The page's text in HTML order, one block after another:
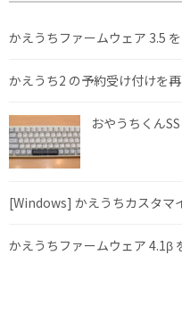
かえうちファームウェア 3.5
かえうち2 の予約受け付けを
おやうちくん
[Windows] かえうちカスタマ
かえうちファームウェア 4.1β